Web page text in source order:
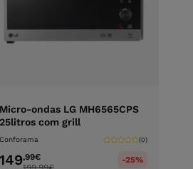
Micro-ondas LG MH6565CPS
25litros com grill
Conforama (0)
149,99€
-25%